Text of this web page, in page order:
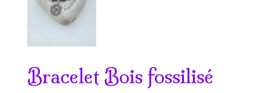
Bracelet Bois fossilisé